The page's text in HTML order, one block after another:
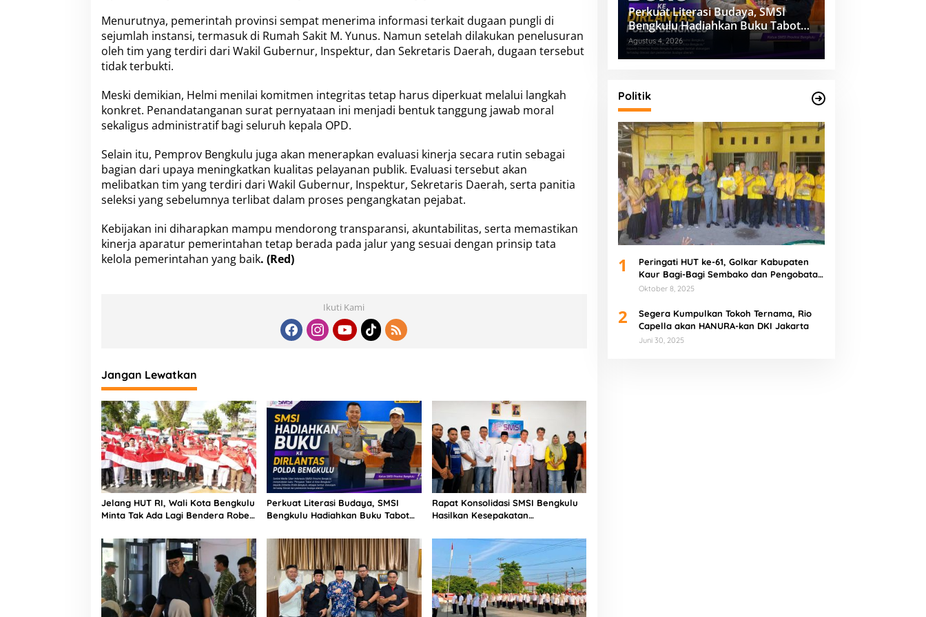
a
s
i
R
i
n
Menurutnya, pemerintah provinsi sempat menerima informasi terkait dugaan pungli di
sejumlah instansi, termasuk di Rumah Sakit M. Yunus. Namun setelah dilakukan penelusuran
oleh tim yang terdiri dari Wakil Gubernur, Inspektur, dan Sekretaris Daerah, dugaan tersebut
tidak terbukti.
Meski demikian, Helmi menilai komitmen integritas tetap harus diperkuat melalui langkah
konkret. Penandatanganan surat pernyataan ini menjadi bentuk tanggung jawab moral
sekaligus administratif bagi seluruh kepala OPD.
Selain itu, Pemprov Bengkulu juga akan menerapkan evaluasi kinerja secara rutin sebagai
bagian dari upaya meningkatkan kualitas pelayanan publik. Evaluasi tersebut akan
melibatkan tim yang terdiri dari Wakil Gubernur, Inspektur, Sekretaris Daerah, serta panitia
seleksi yang sebelumnya terlibat dalam proses pengangkatan pejabat.
Kebijakan ini diharapkan mampu mendorong transparansi, akuntabilitas, serta memastikan
kinerja aparatur pemerintahan tetap berada pada jalur yang sesuai dengan prinsip tata
kelola pemerintahan yang baik. (Red)
Ikuti Kami
Jangan Lewatkan
Jelang HUT RI, Wali Kota Bengkulu
Minta Tak Ada Lagi Bendera Robek
Perkuat Literasi Budaya, SMSI
Bengkulu Hadiahkan Buku Tabot
Rapat Konsolidasi SMSI Bengkulu
Hasilkan Kesepakatan
Kolaboratif
Perkuat Literasi Budaya, SMSI
Bengkulu Hadiahkan Buku Tabot
untuk Dirlantas Polda
Agustus 4, 2026
Politik
1
Peringati HUT ke-61, Golkar Kabupaten
Kaur Bagi-Bagi Sembako dan Pengobatan
Gratis
Oktober 8, 2025
2
Segera Kumpulkan Tokoh Ternama, Rio
Capella akan HANURA-kan DKI Jakarta
Juni 30, 2025